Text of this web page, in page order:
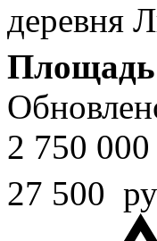
деревня
2 750 000
27 500